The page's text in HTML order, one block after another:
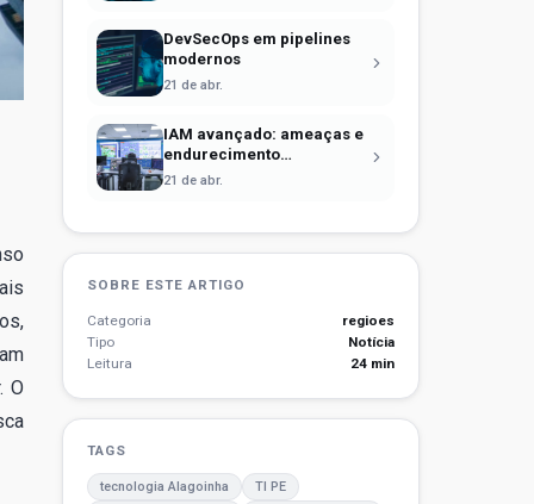
O
DevSecOps em pipelines
modernos
21 de abr.
IAM avançado: ameaças e
endurecimento
operacional
21 de abr.
SOBRE ESTE ARTIGO
Categoria
regioes
Tipo
Notícia
Leitura
24 min
TAGS
tecnologia Alagoinha
TI PE